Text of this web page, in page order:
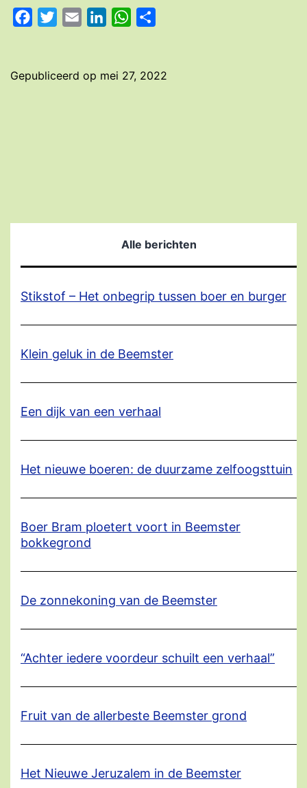
nieuwe
boeren:
zelfoogsttuin
FacebookTwitterEmail LinkedInWhatsApp
Gepubliceerd op mei 27, 2022
Alle berichten
Stikstof – Het onbegrip tussen boer en burger
Klein geluk in de Beemster
Een dijk van een verhaal
Het nieuwe boeren: de duurzame zelfoogsttuin
Boer Bram ploetert voort in Beemster
bokkegrond
De zonnekoning van de Beemster
“Achter iedere voordeur schuilt een verhaal”
Fruit van de allerbeste Beemster grond
Het Nieuwe Jeruzalem in de Beemster